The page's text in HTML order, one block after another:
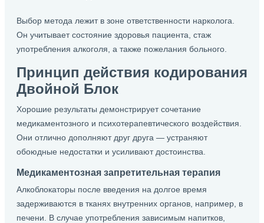
Выбор метода лежит в зоне ответственности нарколога.
Он учитывает состояние здоровья пациента, стаж
употребления алкоголя, а также пожелания больного.
Принцип действия кодирования
Двойной Блок
Хорошие результаты демонстрирует сочетание
медикаментозного и психотерапевтического воздействия.
Они отлично дополняют друг друга — устраняют
обоюдные недостатки и усиливают достоинства.
Медикаментозная запретительная терапия
Алкоблокаторы после введения на долгое время
задерживаются в тканях внутренних органов, например, в
печени. В случае употребления зависимым напитков,